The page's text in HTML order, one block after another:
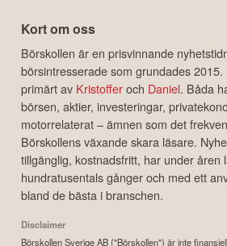
Kort om oss
Börskollen är en prisvinnande
börsintresserade som grundades
primärt av Kristofferoch Daniel. Båda
börsen, aktier, investeringar,
motorrelaterat – ämnen som det
Börskollens växande skara läsare.
tillgänglig, kostnadsfritt, har under åren
hundratusentals gånger och med ett
bland de bästa i branschen.
Disclaimer
Börskollen Sverige AB ("Börskollen") är inte